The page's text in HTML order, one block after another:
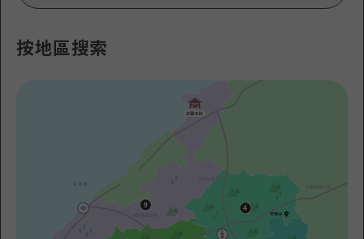
廣島視頻
災難發生期間的交通資訊
廣島縣觀光宣傳冊
按地區搜索